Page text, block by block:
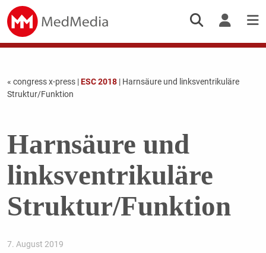
« congress x-press |ESC 2018| Harnsäure und linksventrikuläre
Struktur/Funktion
Harnsäure und
linksventrikuläre
Struktur/Funktion
7. August 2019